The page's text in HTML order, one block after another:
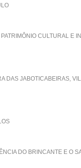
CULTURAL E
DAS JABOTICABEIRAS,
DO BRINCANTE E O